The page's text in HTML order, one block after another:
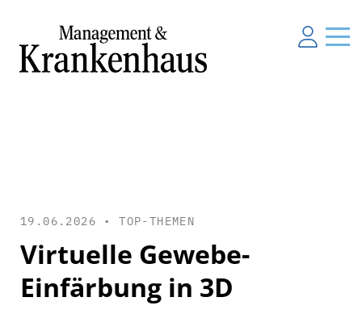
19.06.2026 •TOP-THEMEN
Virtuelle Gewebe-
Einfärbung in 3D